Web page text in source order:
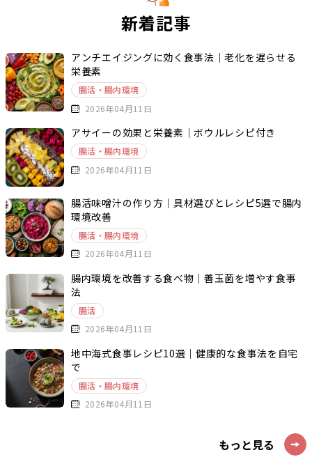
新着記事
アンチエイジングに効く食事法｜老化を遅らせる
栄養素
腸活・腸内環境
2026年04月11日
アサイーの効果と栄養素｜ボウルレシピ付き
腸活・腸内環境
2026年04月11日
腸活味噌汁の作り方｜具材選びとレシピ5選で腸内
環境改善
腸活・腸内環境
2026年04月11日
腸内環境を改善する食べ物｜善玉菌を増やす食事
法
腸活
2026年04月11日
地中海式食事レシピ10選｜健康的な食事法を自宅
で
腸活・腸内環境
2026年04月11日
もっと見る